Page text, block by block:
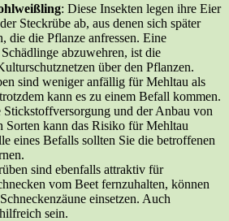
: Diese Insekten legen ihre Eier
Steckrübe ab, aus denen sich später
die die Pflanze anfressen. Eine
abzuwehren, ist die
über den Pflanzen.
sind weniger anfällig für Mehltau als
kann es zu einem Befall kommen.
Stickstoffversorgung und der Anbau von
Sorten kann das Risiko für Mehltau
eines Befalls sollten Sie die betroffenen
sind ebenfalls attraktiv für
vom Beet fernzuhalten, können
einsetzen. Auch
sein.